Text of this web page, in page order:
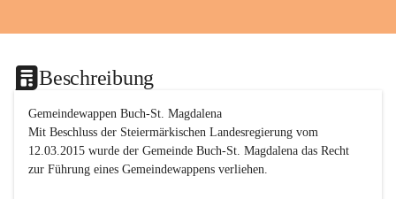
Beschreibung
Gemeindewappen Buch-St. Magdalena
Mit Beschluss der Steiermärkischen Landesregierung vom
12.03.2015 wurde der Gemeinde Buch-St. Magdalena das Recht
zur Führung eines Gemeindewappens verliehen.